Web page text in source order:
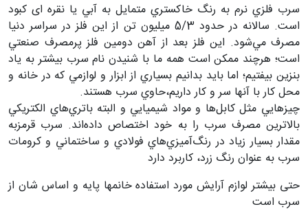
سرب فلزي نرم به رنگ خاكستري متمايل به آبي يا نقره ای كبود
است. سالانه در حدود 5/3 ميليون تن از اين فلز در سراسر دنيا
مصرفمي‌شود. اين فلز بعد از آهن دومين فلز پرمصرف صنعتي
است؛ هرچند ممكن است همه ما با شنيدن نام سرب بيشتر به ياد
بنزين بيفتيم؛ اما بايد بدانيم بسياري از ابزار و لوازمي كه در خانه و
محل كار با آنها سر و كار داريم،حاوي سرب هستند.
چيزهايي مثل كابل‌ها و مواد شيميايي و البتهباتري‌هاي الكتريكي
بالاترين مصرف سرب را به خود اختصاص داده‌اند. سرب قرمزبه
مقدار بسيار زياد در رنگ‌آميزي‌هاي فولادي و ساختماني و كرومات
سرب به عنوان رنگ زرد، كاربرد دارد
حتی بیشتر لوازم آرایش مورد استفاده خانمها پایه و اساس شان از
سرب است